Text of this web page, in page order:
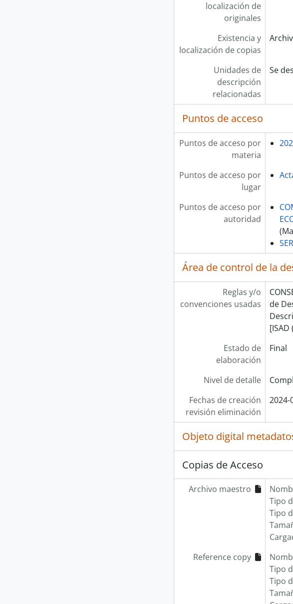
localización de
originales
Existencia y
localización de copias
Unidades de
descripción
relacionadas
Se
Puntos de acceso
Puntos de acceso por
materia
Puntos de acceso por
lugar
Puntos de acceso por
autoridad
Área de control de la
Reglas y/o
convenciones usadas
de
[ISAD
Estado de
elaboración
Final
Nivel de detalle
Fechas de creación
revisión eliminación
2024-
Objeto digital
Copias de Acceso
Archivo maestro
Tipo
Tipo
Reference copy
Tipo
Tipo